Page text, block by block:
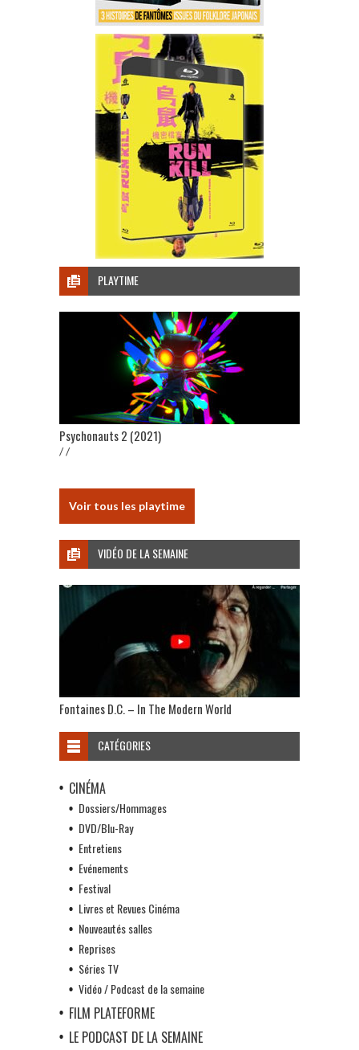
PLAYTIME
Psychonauts 2 (2021)
/ /
Voir tous les playtime
VIDÉO DE LA SEMAINE
Fontaines D.C. – In The Modern World
CATÉGORIES
CINÉMA
Dossiers/Hommages
DVD/Blu-Ray
Entretiens
Evénements
Festival
Livres et Revues Cinéma
Nouveautés salles
Reprises
Séries TV
Vidéo / Podcast de la semaine
FILM PLATEFORME
LE PODCAST DE LA SEMAINE